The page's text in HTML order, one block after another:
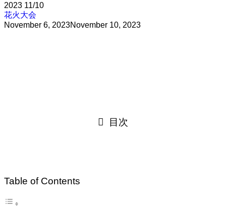
2023 11/10
花火大会
November 6, 2023November 10, 2023
目次
Table of Contents